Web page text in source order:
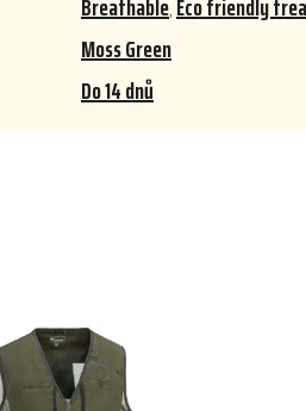
Moss Green
Do 14 dnů